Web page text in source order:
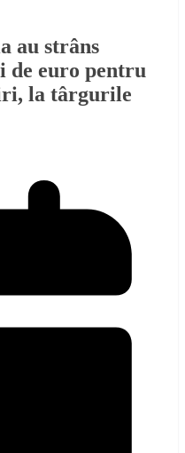
au strâns
de euro pentru
la târgurile